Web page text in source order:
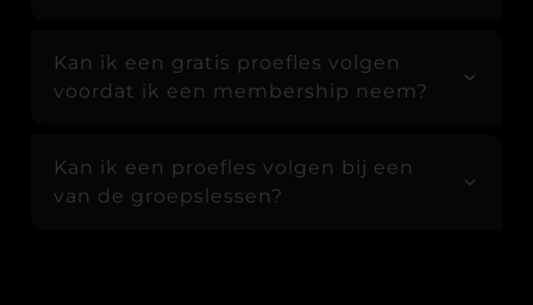
Kan ik een gratis proefles volgen
voordat ik een membership neem?
Kan ik een proefles volgen bij een
van de groepslessen?